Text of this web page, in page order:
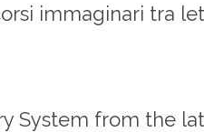
immaginari tra
System from the